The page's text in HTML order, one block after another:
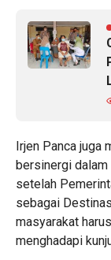
Irjen Panca juga
bersinergi dalam
setelah
sebagai
masyarakat
menghadapi